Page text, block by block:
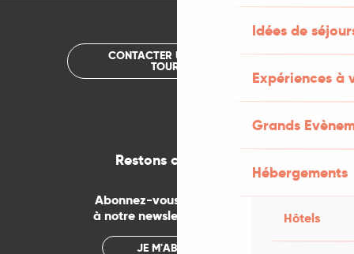
Idées de
Expériences à
Grands
Hébergements
Hôtels
CONTACTER UN OFFICE DE
TOURISME
Restons connectés
Abonnez-vous gratuitement
à notre newsletter mensuelle
JE M'ABONNE